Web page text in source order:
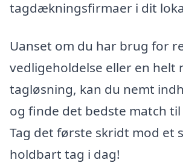
tagdækningsfirmaer i dit
Uanset om du har brug for
vedligeholdelse eller en helt
tagløsning, kan du nemt
og finde det bedste match
Tag det første skridt mod et
holdbart tag i dag!